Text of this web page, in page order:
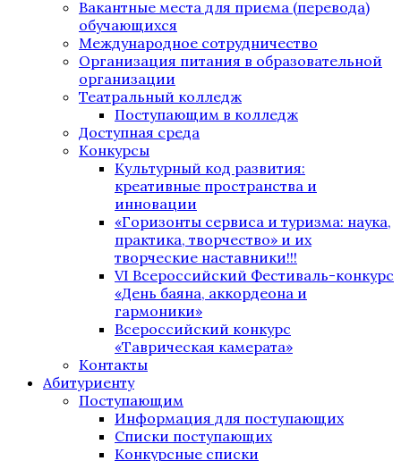
Вакантные места для приема (перевода)
обучающихся
Международное сотрудничество
Организация питания в образовательной
организации
Театральный колледж
Поступающим в колледж
Доступная среда
Конкурсы
Культурный код развития:
креативные пространства и
инновации
«Горизонты сервиса и туризма: наука,
практика, творчество» и их
творческие наставники!!!
VI Всероссийский Фестиваль-конкурс
«День баяна, аккордеона и
гармоники»
Всероссийский конкурс
«Таврическая камерата»
Контакты
Абитуриенту
Поступающим
Информация для поступающих
Списки поступающих
Конкурсные списки